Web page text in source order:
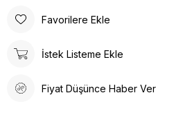
Favorilere Ekle
İstek Listeme Ekle
Fiyat Düşünce Haber Ver